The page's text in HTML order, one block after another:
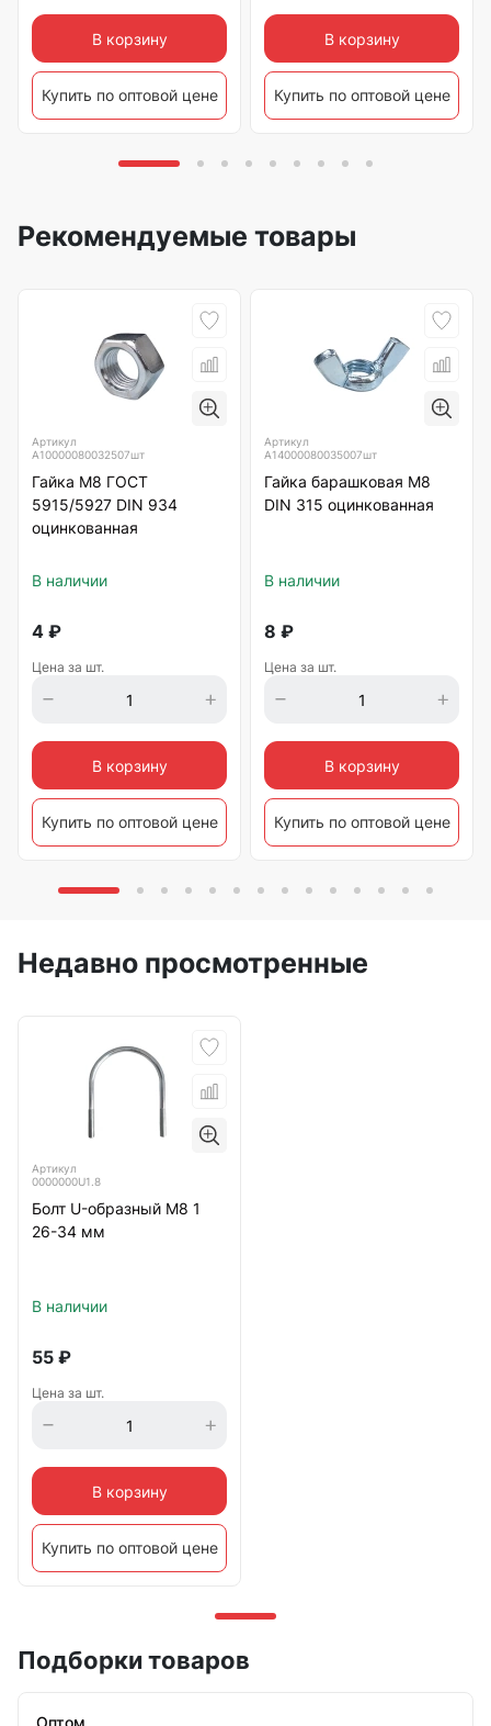
В корзину
Купить по оптовой цене
В корзину
Купить по оптовой цене
Рекомендуемые товары
Артикул
А10000080032507шт
Гайка М8 ГОСТ
5915/5927 DIN 934
оцинкованная
В наличии
4 ₽
Цена за шт.
В корзину
Купить по оптовой цене
Артикул
А14000080035007шт
Гайка барашковая М8
DIN 315 оцинкованная
В наличии
8 ₽
Цена за шт.
В корзину
Купить по оптовой цене
Недавно просмотренные
Артикул
0000000U1.8
Болт U-образный М8 1
26-34 мм
В наличии
55 ₽
Цена за шт.
В корзину
Купить по оптовой цене
Подборки товаров